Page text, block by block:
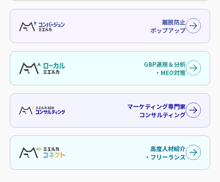
離脱防止
ポップアップ
GBP運用＆分析
・MEO対策
マーケティング専門家
コンサルティング
高度人材紹介
・フリーランス